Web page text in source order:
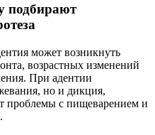
подбирают
может возникнуть
возрастных изменений
При адентии
но и дикция,
проблемы с пищеварением и